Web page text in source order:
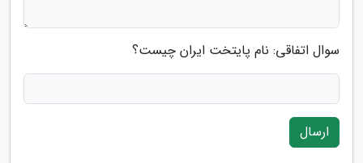
سوال اتفاقی: نام پایتخت ایران چیست؟
ارسال